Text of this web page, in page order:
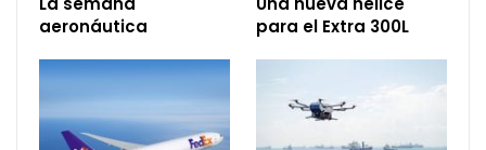
aeronáutica
para el Extra 300L